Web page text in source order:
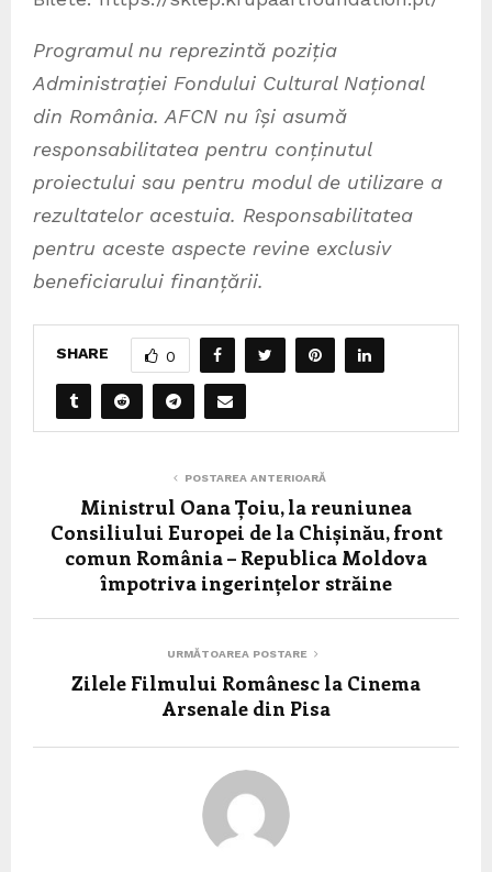
Programul nu reprezintă poziția
Administrației Fondului Cultural Național
din România. AFCN nu își asumă
responsabilitatea pentru conținutul
proiectului sau pentru modul de utilizare a
rezultatelor acestuia. Responsabilitatea
pentru aceste aspecte revine exclusiv
beneficiarului finanțării.
SHARE 0
POSTAREA ANTERIOARĂ
Ministrul Oana Țoiu, la reuniunea
Consiliului Europei de la Chișinău, front
comun România – Republica Moldova
împotriva ingerințelor străine
URMĂTOAREA POSTARE
Zilele Filmului Românesc la Cinema
Arsenale din Pisa